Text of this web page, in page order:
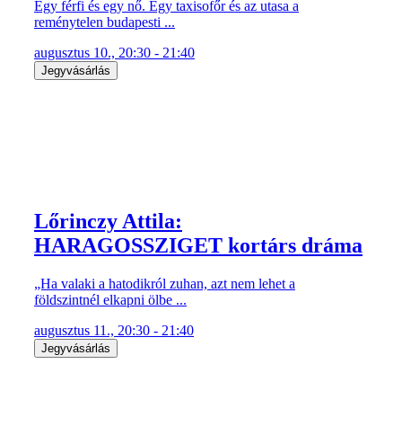
Egy férfi és egy nő. Egy taxisofőr és az utasa a
reménytelen budapesti ...
augusztus 10., 20:30 - 21:40
Jegyvásárlás
Lőrinczy Attila:
HARAGOSSZIGET kortárs dráma
„Ha valaki a hatodikról zuhan, azt nem lehet a
földszintnél elkapni ölbe ...
augusztus 11., 20:30 - 21:40
Jegyvásárlás